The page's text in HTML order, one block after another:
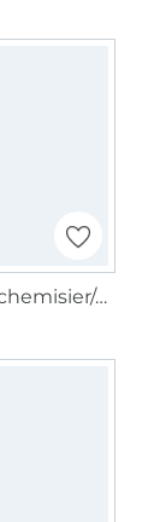
Fadenkäfer chemisier/shirt women paper pattern, en allemand